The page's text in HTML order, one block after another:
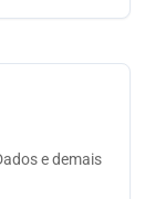
e demais